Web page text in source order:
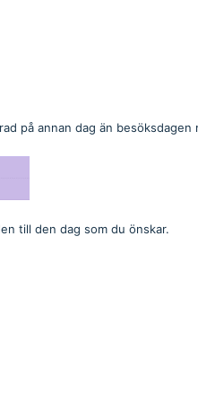
på annan dag än besöksdagen
till den dag som du önskar.